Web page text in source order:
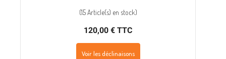
(15 Article(s) en stock)
120,00 € TTC
Voir les déclinaisons